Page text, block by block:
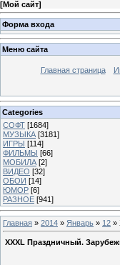
[Мой сайт]
Форма входа
Меню сайта
Главная страница
Categories
СОФТ [1684]
МУЗЫКА [3181]
ИГРЫ [114]
ФИЛЬМЫ [66]
МОБИЛА [2]
ВИДЕО [32]
ОБОИ [14]
ЮМОР [6]
РАЗНОЕ [941]
Главная » 2014 » Январь » 12 »
XXXL Праздничный.